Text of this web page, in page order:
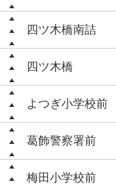
四ツ木橋南詰
四ツ木橋
よつぎ小学校前
葛飾警察署前
梅田小学校前